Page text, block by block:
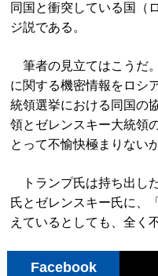
同国と衝突している国（
ジ説である。
筆者の見立てはこうだ
に関する機密情報をロシ
統領選挙における同国の
領とゼレンスキー大統領
とって不愉快極まりない
トランプ氏は持ち出し
氏とゼレンスキー氏に、
えているとしても、全く
Facebook